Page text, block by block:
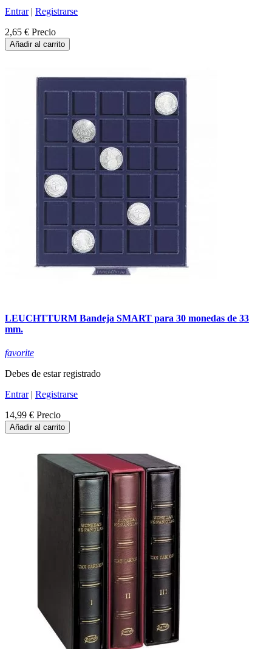
Entrar| Registrarse
2,65 € Precio
Añadir al carrito
LEUCHTTURM Bandeja SMART para 30 monedas de 33
mm.
favorite
Debes de estar registrado
Entrar| Registrarse
14,99 € Precio
Añadir al carrito